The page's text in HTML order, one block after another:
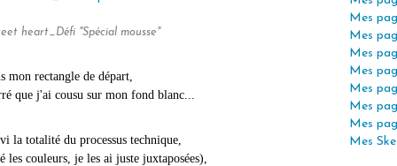
heart_Défi "Spécial mousse"
mon rectangle de départ,
que j'ai cousu sur mon fond blanc...
la totalité du processus technique,
les couleurs, je les ai juste juxtaposées),
Mes
Mes
Mes
Mes
Mes
Mes
Mes
Mes